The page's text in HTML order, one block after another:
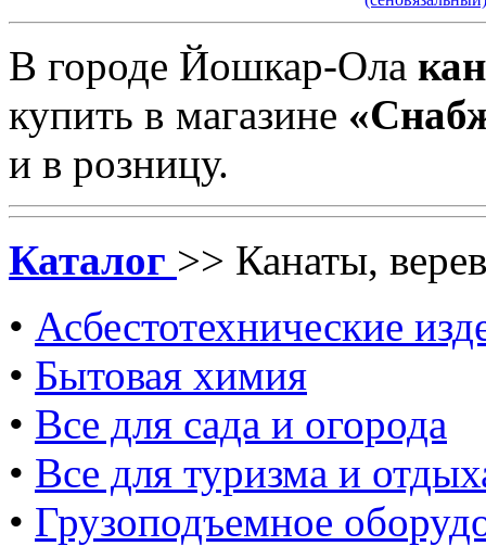
В городе Йошкар-Ола
купить в магазине
и в розницу.
Каталог >> Канаты,
• Асбестотехнические
• Бытовая химия
• Все для сада и огорода
• Все для туризма и
• Грузоподъемное